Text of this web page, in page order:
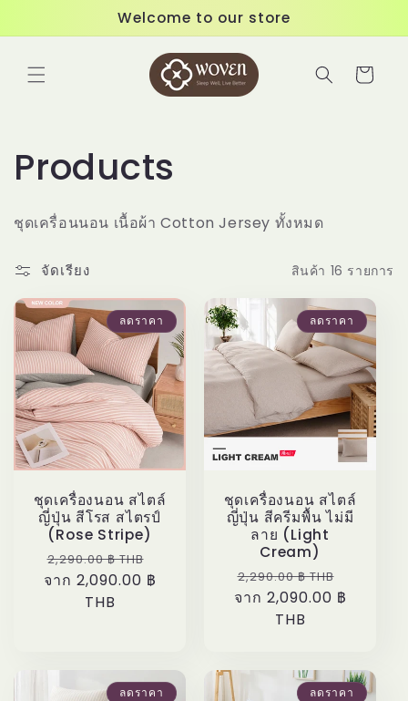
เนื้อหา
Welcome to our store
สินค้า
ค
อ
ล
เ
ล
ก
ชั
น
Products
ชุดเครื่อนนอน เนื้อผ้า Cotton Jersey ทั้งหมด
จัดเรียง สินค้า 16 รายการ
ลดราคา
ชุดเครื่องนอน สไตล์
ญี่ปุ่น สีโรส สไตรป์
(Rose Stripe)
ราคา
ปกติ
2,290.00 ฿ THB
โปรโมชัน
จาก 2,090.00 ฿
THB
ลดราคา
ชุดเครื่องนอน สไตล์
ญี่ปุ่น สีครีมพื้น ไม่มี
ลาย (Light
Cream)
ราคา
ปกติ
2,290.00 ฿ THB
โปรโมชั
จาก 2,090.00 ฿
THB
ลดราคา ลดราคา